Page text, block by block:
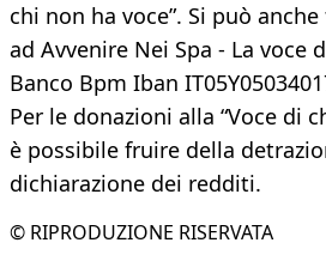
chi non ha voce”. Si può
ad Avvenire Nei Spa - La voce
Banco Bpm Iban
Per le donazioni alla “Voce di
è possibile fruire della
dichiarazione dei redditi.
© RIPRODUZIONE RISERVATA